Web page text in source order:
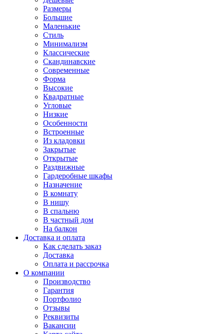
Размеры
Большие
Маленькие
Стиль
Минимализм
Классические
Скандинавские
Современные
Форма
Высокие
Квадратные
Угловые
Низкие
Особенности
Встроенные
Из кладовки
Закрытые
Открытые
Раздвижные
Гардеробные шкафы
Назначение
В комнату
В нишу
В спальню
В частный дом
На балкон
Доставка и оплата
Как сделать заказ
Доставка
Оплата и рассрочка
О компании
Производство
Гарантия
Портфолио
Отзывы
Реквизиты
Вакансии